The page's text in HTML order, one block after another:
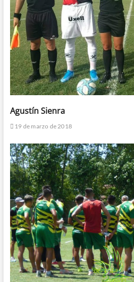
Agustín Sienra
19 de marzo de 2018